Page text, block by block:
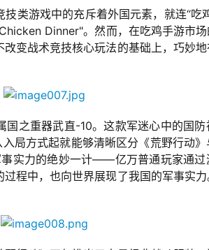
类游戏中的充斥着外国元素，就连“吃
Dinner"。然而，在吃鸡手游市
变战术竞技核心玩法的基础上，巧妙地
国之重器武直-10。这款军迷心中的国
局方式起就能够清晰区分《荒野行动》
实力的绝妙一计——亿万普通玩家通过
程中，也向世界展现了我国的军事实力